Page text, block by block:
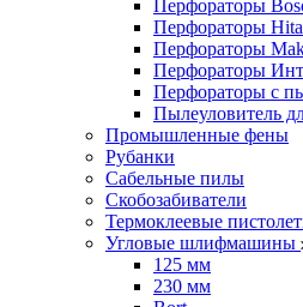
Перфораторы
Перфораторы
Перфораторы
Перфораторы
Перфораторы с
Пылеуловитель
Промышленные фены
Рубанки
Сабельные пилы
Скобозабиватели
Термоклеевые
Угловые шлифмашины
125 мм
230 мм